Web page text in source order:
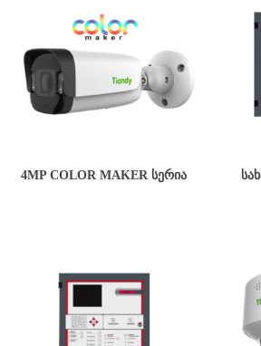
4MP COLOR MAKER ᲡᲔᲠᲘᲐ